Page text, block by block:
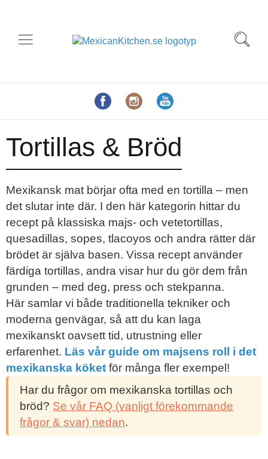
Tortillas & Bröd
Mexikansk mat börjar ofta med en tortilla – men
det slutar inte där. I den här kategorin hittar du
recept på klassiska majs- och vetetortillas,
quesadillas, sopes, tlacoyos och andra rätter där
brödet är själva basen. Vissa recept använder
färdiga tortillas, andra visar hur du gör dem från
grunden – med deg, press och stekpanna.
Här samlar vi både traditionella tekniker och
moderna genvägar, så att du kan laga
mexikanskt oavsett tid, utrustning eller
erfarenhet. Läs vår guide om majsens roll i det
mexikanska köket för många fler exempel!
Har du frågor om mexikanska tortillas och
bröd? Se vår FAQ (vanligt förekommande
frågor & svar) nedan.